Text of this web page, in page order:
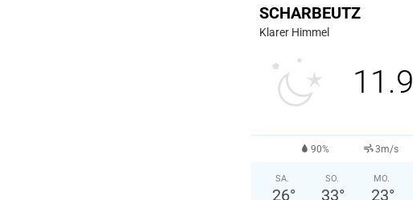
SCHARBEUTZ
Klarer Himmel
11.9
90% 3m/s
SA.
26°
SO.
33°
MO.
23°